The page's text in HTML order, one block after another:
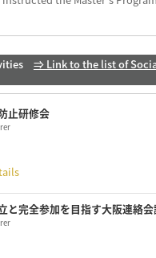
⇒ Link to the list of
止研修会
と完全参加を目指す大阪連絡